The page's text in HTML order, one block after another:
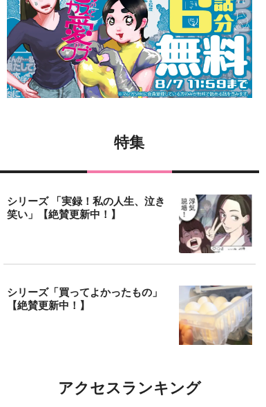
特集
シリーズ 「実録！私の人生、泣き
笑い」【絶賛更新中！】
シリーズ「買ってよかったもの」
【絶賛更新中！】
アクセスランキング